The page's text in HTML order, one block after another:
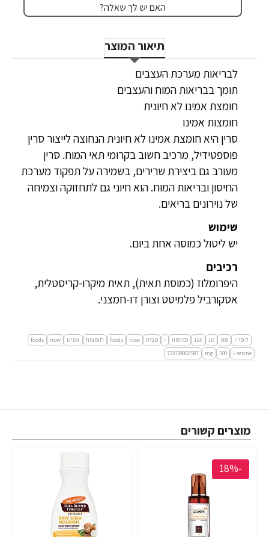
האם יש לך שאלה?
תיאור המוצר
לבריאות מערכת העצבים
תומך בבריאות המוח והעצבים
חומצת אמינו לא חיונית
חומצות אמינו
סרין היא חומצת אמינו לא חיונית הנחוצה לייצור סרין
פוספטידיל, מרכיב חשוב בקרומי תאי המוח. סרין
מעורב גם ביצירת שרירים, בשמירה על תפקוד מערכת
החיסון ובריאות המוח. הוא חיוני גם לתחזוקה וצמיחה
של נוירונים בריאים.
שימוש
יש ליטול כמוסה אחת ביום.
רכיבים
היפרומלוז (כמוסת תאית), תאית מיקרו-קריסטלית,
אסקורביל פלמיטט וצורן דו-חמצני.
ל-סרין 500 מג 120 כמוסות - מבית now
foods חומצות אמינו now
foods
l-serine
500
mg
733739002587
מוצרים קשורים
-18%